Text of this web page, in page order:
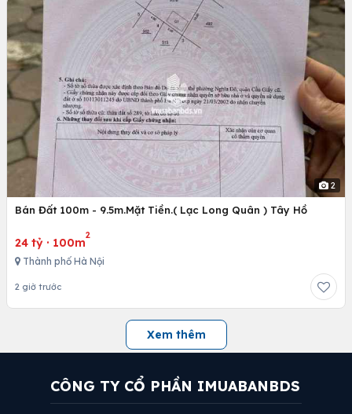
2
Bán Đất 100m - 9.5m.Mặt Tiền.( Lạc Long Quân ) Tây Hồ
24 tỷ · 100m
2
Thành phố Hà Nội
2 giờ trước
Xem thêm
CÔNG TY CỔ PHẦN IMUABANBDS